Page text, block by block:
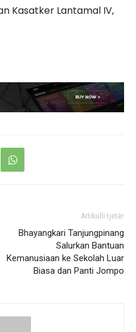
Kasatker Lantamal IV,
Artikulli tjetër
Bhayangkari Tanjungpinang
Salurkan Bantuan
Kemanusiaan ke Sekolah Luar
Biasa dan Panti Jompo